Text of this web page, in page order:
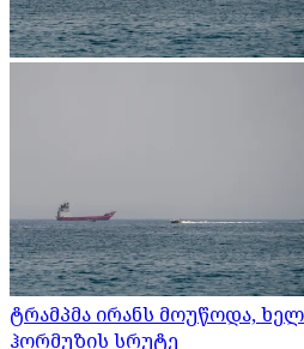
ტრამპმა ირანს მოუწოდა,
ჰორმუზის სრუტე